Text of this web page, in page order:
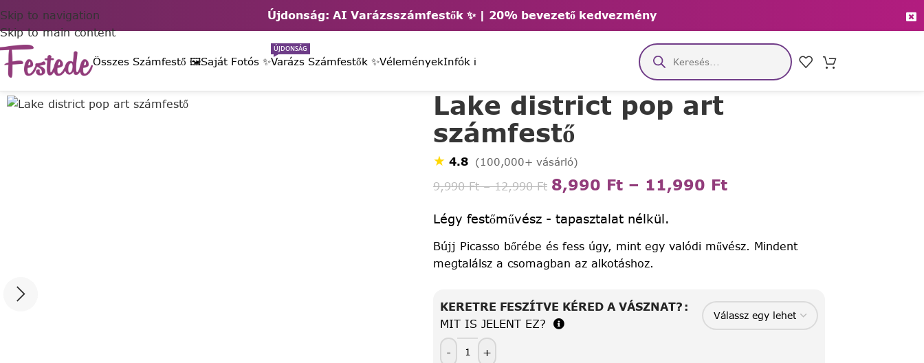
Újdonság: AI Varázsszámfestők ✨ | 20% bevezető kedvezmény
Skip to navigation
Skip to main content
Összes Számfestő 🖼️Saját Fotós ✨Varázs Számfestők ✨
ÚJDONSÁG
VéleményekInfók ℹ️
Lake district pop art
számfestő
★ 4.8 (100,000+ vásárló)
9,990Ft – 12,990Ft 8,990 Ft – 11,990 Ft
Légy festőművész - tapasztalat nélkül.
Bújj Picasso bőrébe és fess úgy, mint egy valódi művész. Mindent
megtalálsz a csomagban az alkotáshoz.
KERETRE FESZÍTVE KÉRED A VÁSZNAT?
MIT IS JELENT EZ?
-
+